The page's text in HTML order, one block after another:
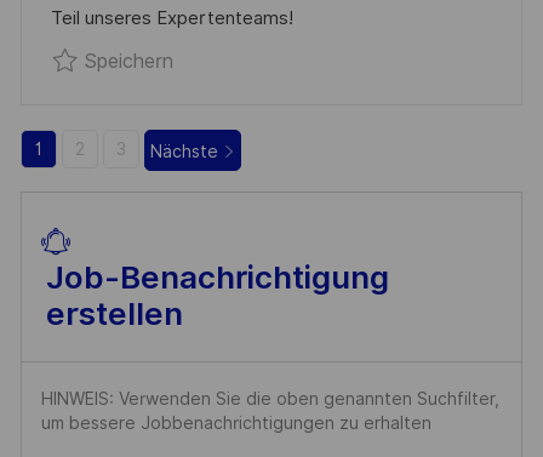
N
V
Ö
F
T
C
H
I
Teil unseres Expertenteams!
SpeichernSpeichern Industriemechaniker (m/w/d)
1 2 3 Nächste
Job-Benachrichtigung
erstellen
HINWEIS: Verwenden Sie die oben genannten Suchfilter,
um bessere Jobbenachrichtigungen zu erhalten